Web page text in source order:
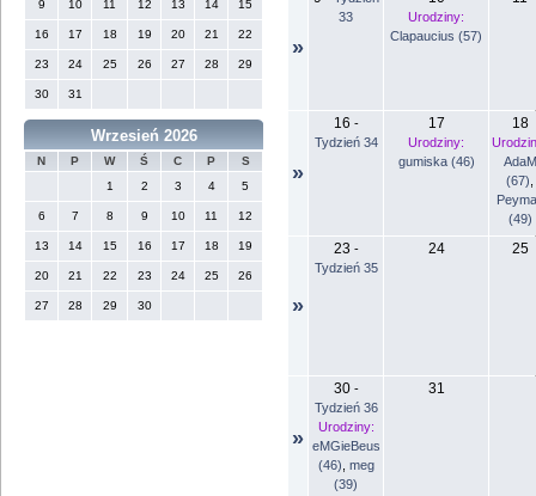
9 10 11 12 13 14 15
16 17 18 19 20 21 22
23 24 25 26 27 28 29
30 31
Wrzesień 2026
N P W Ś C P
S
1
2 3 4 5
6 7 8 9 10 11 12
13 14 15 16 17 18 19
20 21 22 23 24 25 26
27 28 29 30
»
33
Urodziny:
Clapaucius (57)
»
16 -
Tydzień 34
17
Urodziny:
gumiska (46)
18
AdaM
(67)
(49)
»
23 -
Tydzień 35
24 25
»
30-
Tydzień 36
Urodziny:
eMGieBeus
(46) meg
(39)
31